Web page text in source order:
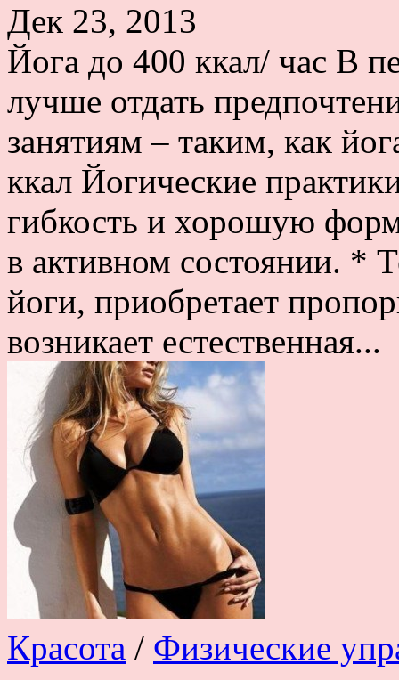
Дек 23, 2013
Йога до 400 ккал/ час В
лучше отдать
занятиям – таким, как
ккал Йогические
гибкость и хорошую
в активном состоянии. *
йоги, приобретает
возникает естественная...
Красота / Физические